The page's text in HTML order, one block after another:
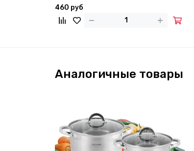
460 руб
Аналогичные товары